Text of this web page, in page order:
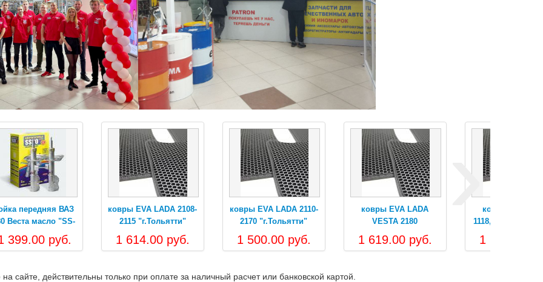
LADA 2108-
"г.Тольятти"
руб.
ковры EVA LADA 2110-
2170 "г.Тольятти"
1 500.00 руб.
ковры EVA LADA
VESTA 2180
1 619.00 руб.
ковры EVA LADA
1118,2190 "г.Тольятти"
1 767.00 руб.
›
сайте, действительны только при оплате за наличный расчет или банковской картой.